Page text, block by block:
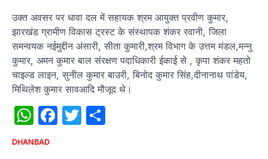
उक्त अवसर पर धावा दल में सहायक श्रम आयुक्त प्रवीण कुमार,
झारखंड ग्रामीण विकास ट्रस्ट के संस्थापक शंकर रवानी, जिला
समन्वयक नईमुद्दीन अंसारी, सीता कुमारी,श्रम विभाग के उत्तम मंडल,मन्नु
कुमार, अमन कुमार बाल संरक्षण पदाधिकारी ईकाई से , कृपा शंकर महतो
चाइल्ड लाइन, सुनील कुमार बाउरी, बिनोद कुमार सिंह,दीनानाथ पांडेय,
मिथिलेश कुमार सावआदि मौजूद थे।
WhatsApp
Facebook
Twitter
DHANBAD